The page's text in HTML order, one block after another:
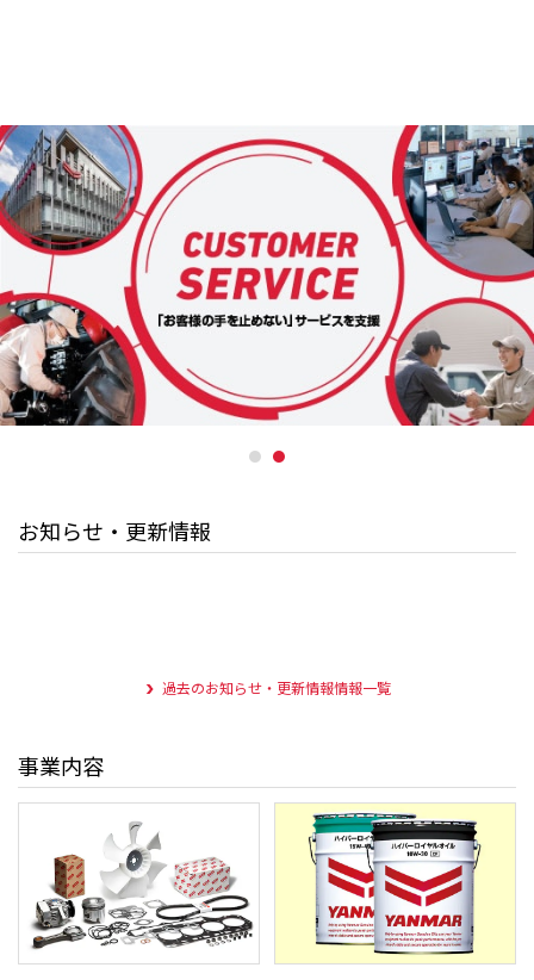
お知らせ・更新情報
過去のお知らせ・更新情報情報一覧
事業内容